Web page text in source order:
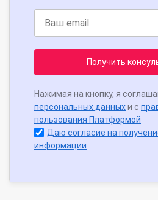
Получить
Нажимая на кнопку, я
персональных данныхи с
пользования Платформой
Даю согласие на
информации